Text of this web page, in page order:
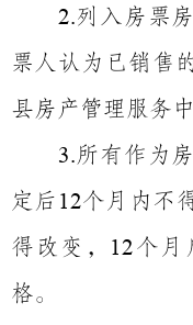
2.列入房票
票人认为已销售
县房产管理服务
3.所有作为
定后 12个月内不
得改变， 12个月
格。